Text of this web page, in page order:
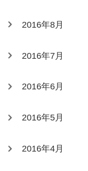
2016年8月
2016年7月
2016年6月
2016年5月
2016年4月